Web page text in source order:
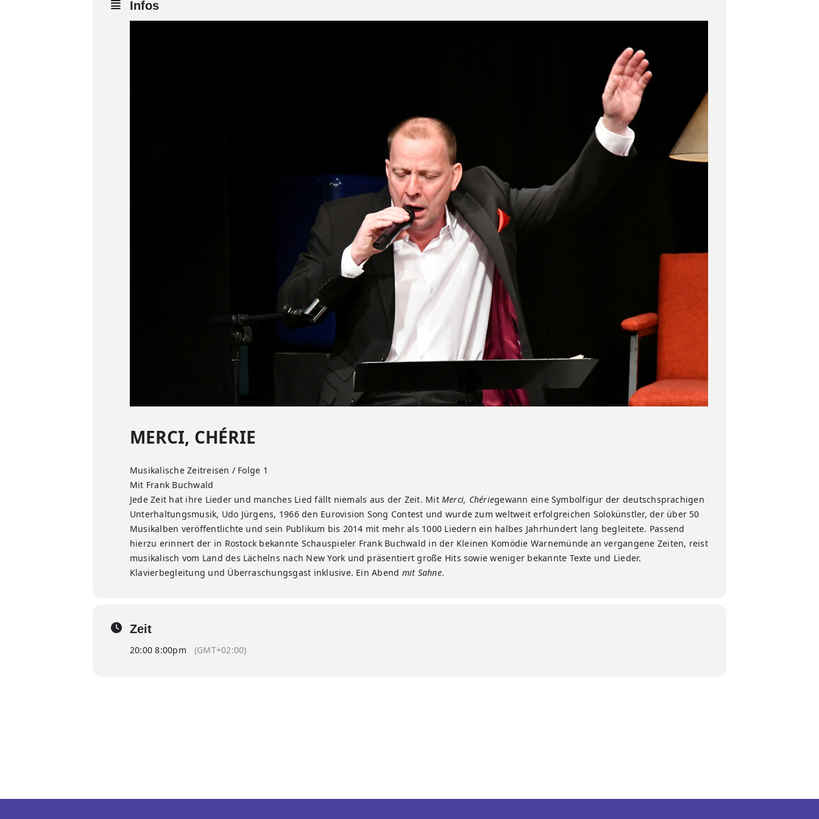
Infos
MERCI, CHÉRIE
Musikalische Zeitreisen / Folge 1
Mit Frank Buchwald
Jede Zeit hat ihre Lieder und manches Lied fällt niemals aus der Zeit. Mit Merci, Chériegewann eine Symbolfigur der deutschsprachigen
Unterhaltungsmusik, Udo Jürgens, 1966 den Eurovision Song Contest und wurde zum weltweit erfolgreichen Solokünstler, der über 50
Musikalben veröffentlichte und sein Publikum bis 2014 mit mehr als 1000 Liedern ein halbes Jahrhundert lang begleitete. Passend
hierzu erinnert der in Rostock bekannte Schauspieler Frank Buchwald in der Kleinen Komödie Warnemünde an vergangene Zeiten, reist
musikalisch vom Land des Lächelns nach New York und präsentiert große Hits sowie weniger bekannte Texte und Lieder.
Klavierbegleitung und Überraschungsgast inklusive. Ein Abend mit Sahne.
Zeit
20:00 8:00pm (GMT+02:00)